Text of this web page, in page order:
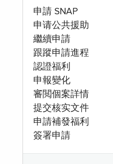
申請 SNAP
申请公共援助
繼續申請
跟蹤申請進程
認證福利
申報變化
審閲個案詳情
提交核实文件
申請補發福利
簽署申請